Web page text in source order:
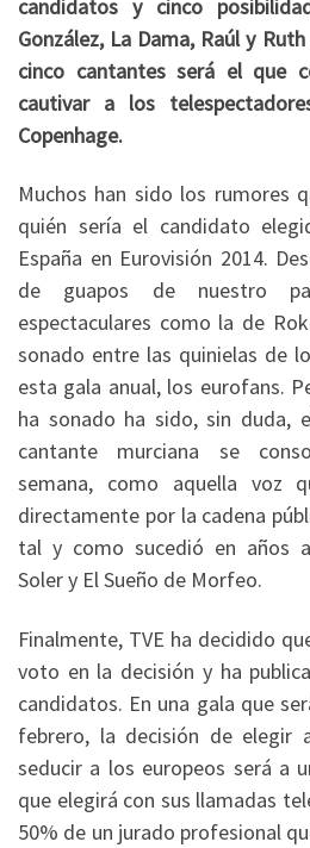
candidatos y cinco
González, La Dama, Raúl y
cinco cantantes será el que
cautivar a los
Copenhage.
Muchos han sido los rumores
quién sería el candidato
España en Eurovisión 2014.
de guapos de nuestro
espectaculares como la de
sonado entre las quinielas de
esta gala anual, los eurofans.
ha sonado ha sido, sin duda,
cantante murciana se
semana, como aquella voz
directamente por la cadena
tal y como sucedió en años
Soler y El Sueño de Morfeo.
Finalmente, TVE ha decidido
voto en la decisión y ha
candidatos. En una gala que
febrero, la decisión de elegir
seducir a los europeos será a
que elegirá con sus llamadas
50% de un jurado profesional